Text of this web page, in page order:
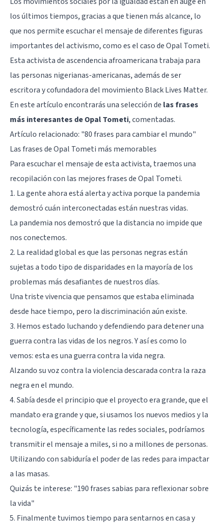
los últimos tiempos, gracias a que tienen más alcance, lo
que nos permite escuchar el mensaje de diferentes figuras
importantes del activismo, como es el caso de Opal Tometi.
Esta activista de ascendencia afroamericana trabaja para
las personas nigerianas-americanas, además de ser
escritora y cofundadora del movimiento Black Lives Matter.
En este artículo encontrarás una selección de las frases
más interesantes de Opal Tometi, comentadas.
Artículo relacionado: "80 frases para cambiar el mundo"
Las frases de Opal Tometi más memorables
Para escuchar el mensaje de esta activista, traemos una
recopilación con las mejores frases de Opal Tometi.
1. La gente ahora está alerta y activa porque la pandemia
demostró cuán interconectadas están nuestras vidas.
La pandemia nos demostró que la distancia no impide que
nos conectemos.
2. La realidad global es que las personas negras están
sujetas a todo tipo de disparidades en la mayoría de los
problemas más desafiantes de nuestros días.
Una triste vivencia que pensamos que estaba eliminada
desde hace tiempo, pero la discriminación aún existe.
3. Hemos estado luchando y defendiendo para detener una
guerra contra las vidas de los negros. Y así es como lo
vemos: esta es una guerra contra la vida negra.
Alzando su voz contra la violencia descarada contra la raza
negra en el mundo.
4. Sabía desde el principio que el proyecto era grande, que el
mandato era grande y que, si usamos los nuevos medios y la
tecnología, específicamente las redes sociales, podríamos
transmitir el mensaje a miles, si no a millones de personas.
Utilizando con sabiduría el poder de las redes para impactar
a las masas.
Quizás te interese: "190 frases sabias para reflexionar sobre
la vida"
5. Finalmente tuvimos tiempo para sentarnos en casa y